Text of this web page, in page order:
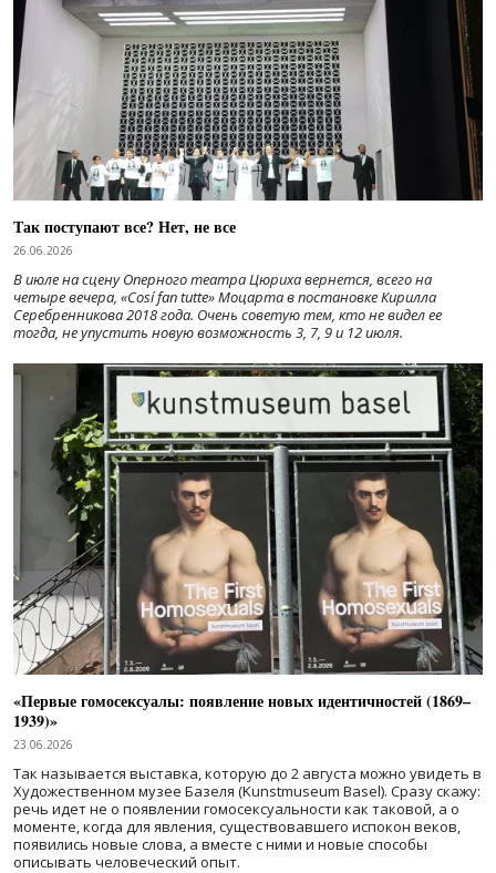
Так поступают все? Нет, не все
26.06.2026
В июле на сцену Оперного театра Цюриха вернется, всего на
четыре вечера, «Cosí fan tutte» Моцарта в постановке Кирилла
Серебренникова 2018 года. Очень советую тем, кто не видел ее
тогда, не упустить новую возможность 3, 7, 9 и 12 июля.
«Первые гомосексуалы: появление новых идентичностей (1869–
1939)»
23.06.2026
Так называется выставка, которую до 2 августа можно увидеть в
Художественном музее Базеля (Kunstmuseum Basel). Сразу скажу:
речь идет не о появлении гомосексуальности как таковой, а о
моменте, когда для явления, существовавшего испокон веков,
появились новые слова, а вместе с ними и новые способы
описывать человеческий опыт.